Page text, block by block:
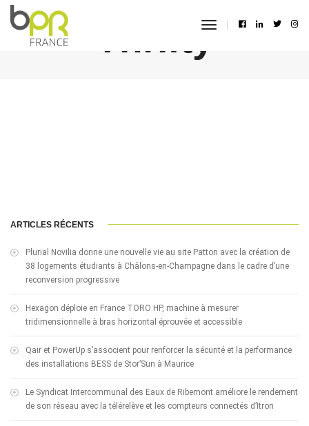
toggle
Thrifty
ARTICLES RÉCENTS
Plurial Novilia donne une nouvelle vie au site Patton avec la création de
38 logements étudiants à Châlons-en-Champagne dans le cadre d’une
reconversion progressive
Hexagon déploie en France TORO HP, machine à mesurer
tridimensionnelle à bras horizontal éprouvée et accessible
Qair et PowerUp s’associent pour renforcer la sécurité et la performance
des installations BESS de Stor’Sun à Maurice
Le Syndicat Intercommunal des Eaux de Ribemont améliore le rendement
de son réseau avec la télérelève et les compteurs connectés d’Itron